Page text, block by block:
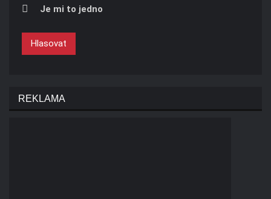
Je mi to jedno
Hlasovat
REKLAMA